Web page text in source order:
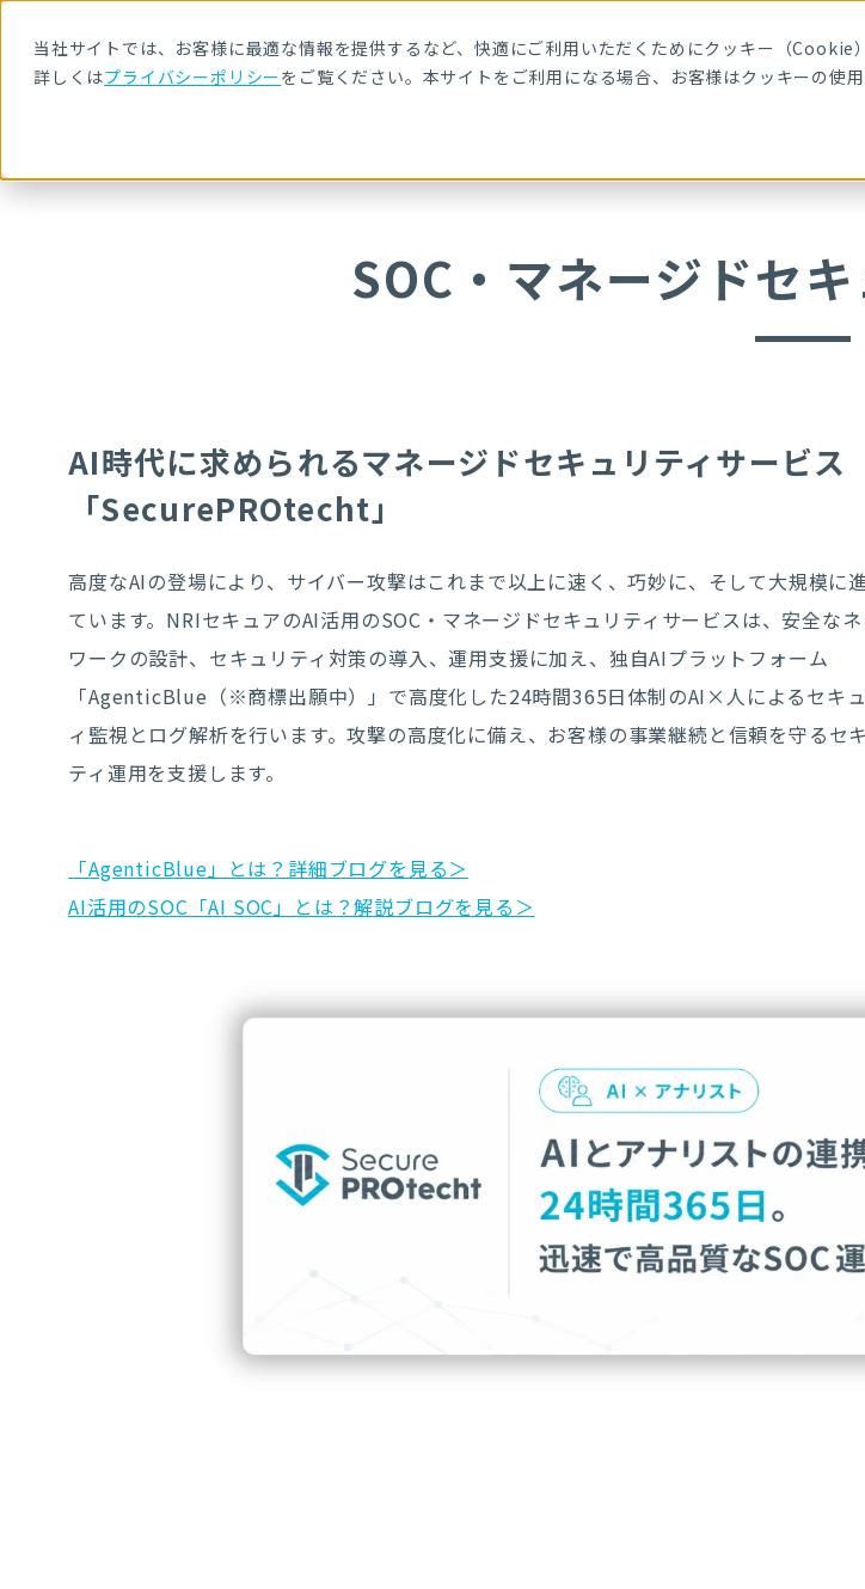
当社サイトでは、お客様に最適な情報を提供するなど、快適にご利用いただくためにクッキー（Cookie
詳しくはプライバシーポリシーをご覧ください。本サイトをご利用になる場合、お客様はクッキーの使用
サービス・製品 導入事例
SOC・マネージドセ
AI時代に求められるマネージドセキュリティサービス
「SecurePROtecht」
高度なAIの登場により、サイバー攻撃はこれまで以上に速く、巧妙に、そして大規模に
ています。NRIセキュアのAI活用のSOC・マネージドセキュリティサービスは、安全なネ
ワークの設計、セキュリティ対策の導入、運用支援に加え、独自AIプラットフォーム
「AgenticBlue（※商標出願中）」で高度化した24時間365日体制のAI×人によるセキ
ィ監視とログ解析を行います。攻撃の高度化に備え、お客様の事業継続と信頼を守るセ
ティ運用を支援します。
「AgenticBlue」とは？詳細ブログを見る＞
AI活用のSOC「AI SOC」とは？解説ブログを見る＞